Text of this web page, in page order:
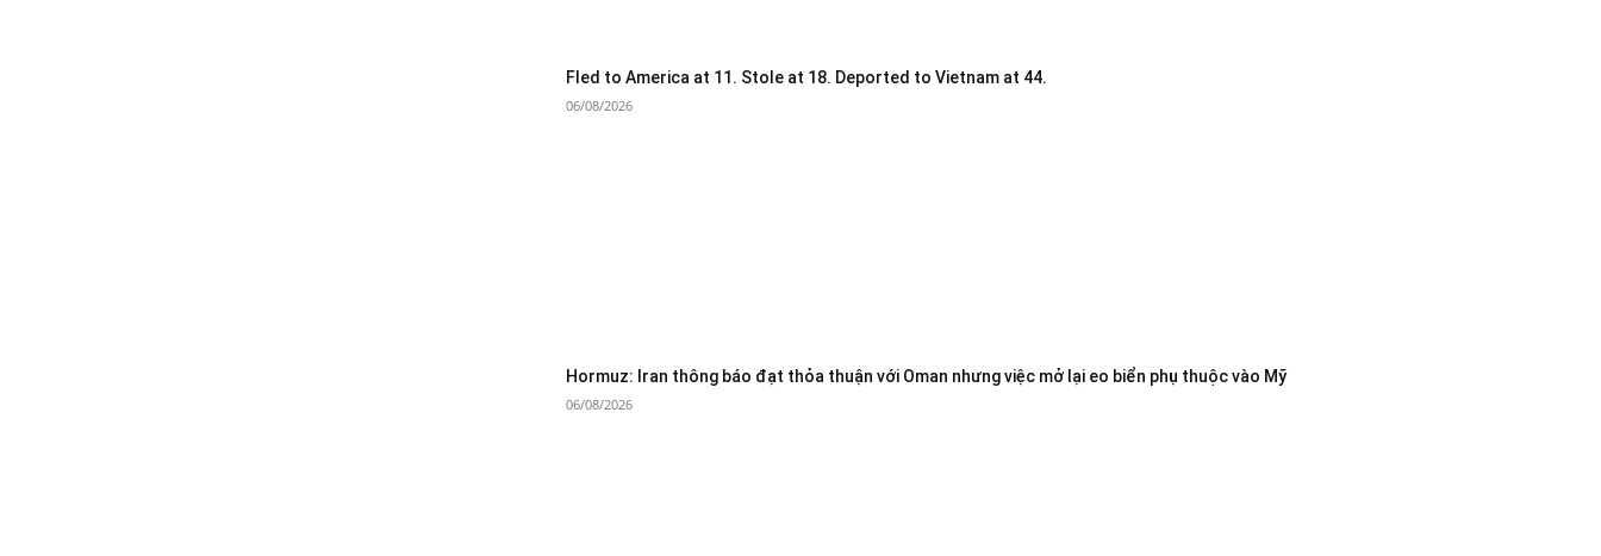
Fled to America at 11. Stole at 18. Deported to Vietnam at 44.
06/08/2026
Hormuz: Iran thông báo đạt thỏa thuận với Oman nhưng việc mở lại eo biển phụ thuộc vào Mỹ
06/08/2026